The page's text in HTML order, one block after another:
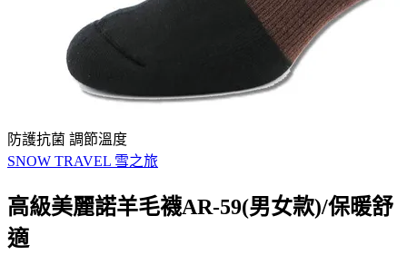
防護抗菌 調節溫度
SNOW TRAVEL 雪之旅
高級美麗諾羊毛襪AR-59(男女款)/保暖舒
適